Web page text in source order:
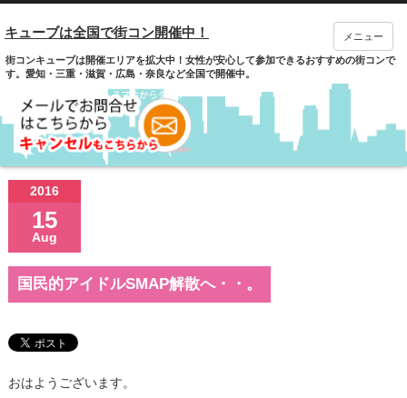
キューブは全国で街コン開催中！
街コンキューブは開催エリアを拡大中！女性が安心して参加できるおすすめの街コンで
す。愛知・三重・滋賀・広島・奈良など全国で開催中。
メニュー
2016
15
Aug
国民的アイドルSMAP解散へ・・。
おはようございます。